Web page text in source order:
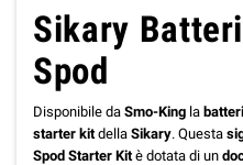
Sikary
Spod
Disponibile da Smo-King la
starter kitdella Sikary. Questa
Spod Starter Kitè dotata di un